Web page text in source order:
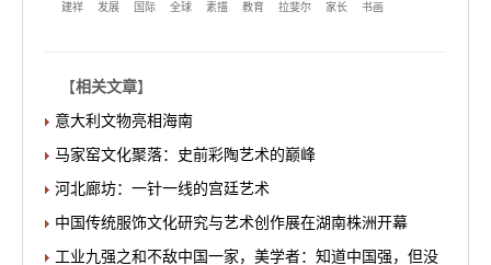
建祥
发展 国际 全球 素描 教育 拉斐尔 家长 书画
【相关文章】
意大利文物亮相海南
马家窑文化聚落：史前彩陶艺术的巅峰
河北廊坊：一针一线的宫廷艺术
中国传统服饰文化研究与艺术创作展在湖南株洲开幕
工业九强之和不敌中国一家，美学者：知道中国强，但没